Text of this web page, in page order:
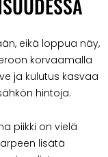
eikä loppua näy,
korvaamalla
ja kulutus kasvaa
hintoja.
piikki on vielä
lisätä